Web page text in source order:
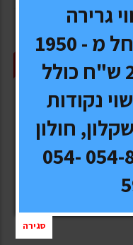
הנחת אתר
THULE
אופניים לטנדרים
THULE 822XT
גרירה
לרכבים ! וו קבוע החל מ - 1950
ש"ח וו נשלף 2690 ש"ח כולל
נקודות
חולון
, רחובות 054-8074488 054-
סגירה